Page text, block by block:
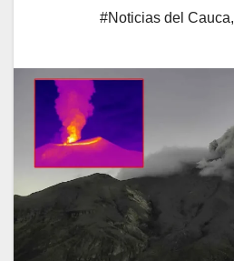
#Noticias del Cauca,